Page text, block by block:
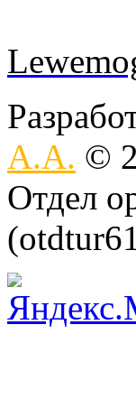
А.А. ©
Отдел